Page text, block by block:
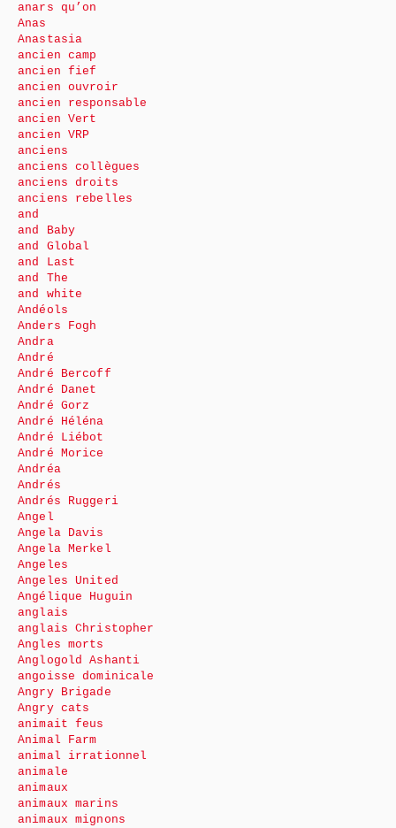
anars qu’on
Anas
Anastasia
ancien camp
ancien fief
ancien ouvroir
ancien responsable
ancien Vert
ancien VRP
anciens
anciens collègues
anciens droits
anciens rebelles
and
and Baby
and Global
and Last
and The
and white
Andéols
Anders Fogh
Andra
André
André Bercoff
André Danet
André Gorz
André Héléna
André Liébot
André Morice
Andréa
Andrés
Andrés Ruggeri
Angel
Angela Davis
Angela Merkel
Angeles
Angeles United
Angélique Huguin
anglais
anglais Christopher
Angles morts
Anglogold Ashanti
angoisse dominicale
Angry Brigade
Angry cats
animait feus
Animal Farm
animal irrationnel
animale
animaux
animaux marins
animaux mignons